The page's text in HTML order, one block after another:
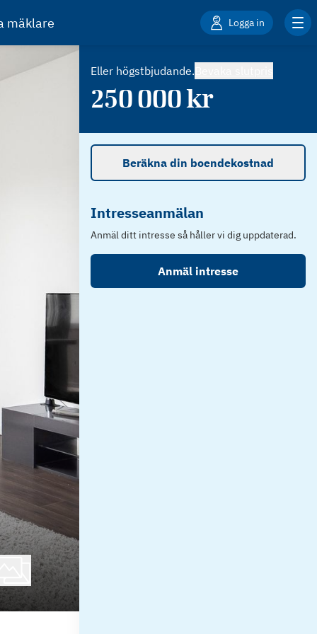
mäklare Logga in
Eller högstbjudande.
250 000kr
Beräkna din boendekostnad
Intresseanmälan
Anmäl ditt intresse så håller vi dig uppdaterad.
Anmäl intresse